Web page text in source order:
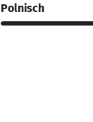
Polnisch